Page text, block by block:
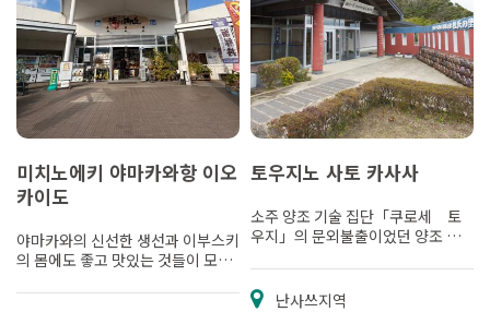
미치노에키 야마카와항 이오
카이도
야마카와의 신선한 생선과 이부스키
의 몸에도 좋고 맛있는 것들이 모여
토우지노 사토 카사사
소주 양조 기술 집단「쿠로세 토
우지」의 문외불출이었던 양조 기
난사쓰지역